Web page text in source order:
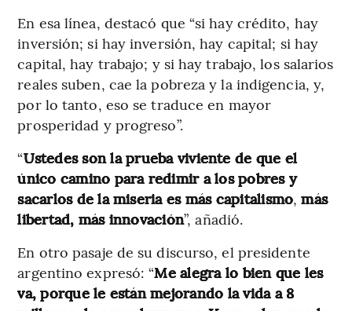
En esa línea, destacó que “si hay crédito, hay
inversión; si hay inversión, hay capital; si hay
capital, hay trabajo; y si hay trabajo, los salarios
reales suben, cae la pobreza y la indigencia, y,
por lo tanto, eso se traduce en mayor
prosperidad y progreso”.
“Ustedes son la prueba viviente de que el
único camino para redimir a los pobres y
sacarlos de la miseria es más capitalismo,más
libertad, más innovación”, añadió.
En otro pasaje de su discurso, el presidente
argentino expresó: “Me alegra lo bien que les
va, porque le están mejorando la vida a 8